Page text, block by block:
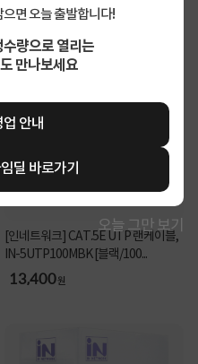
면 오늘 출발합니다!
량으로 열리는
만나보세요
안내
딜 바로가기
오늘 그만 보기
[인네트워크] CAT.5E UTP 랜케이블,
IN-5UTP100MBK [블랙/100...
13,400원